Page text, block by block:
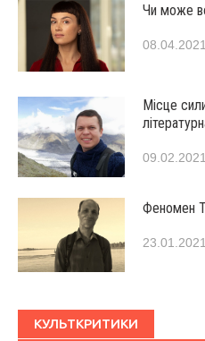
Чи може
08.04.2021
Місце
09.02.2021
Феномен
23.01.2021
КУЛЬТКРИТИКИ